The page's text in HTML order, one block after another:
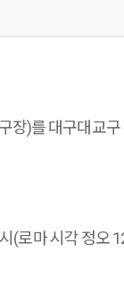
장)를 대구대교
(로마 시각 정오